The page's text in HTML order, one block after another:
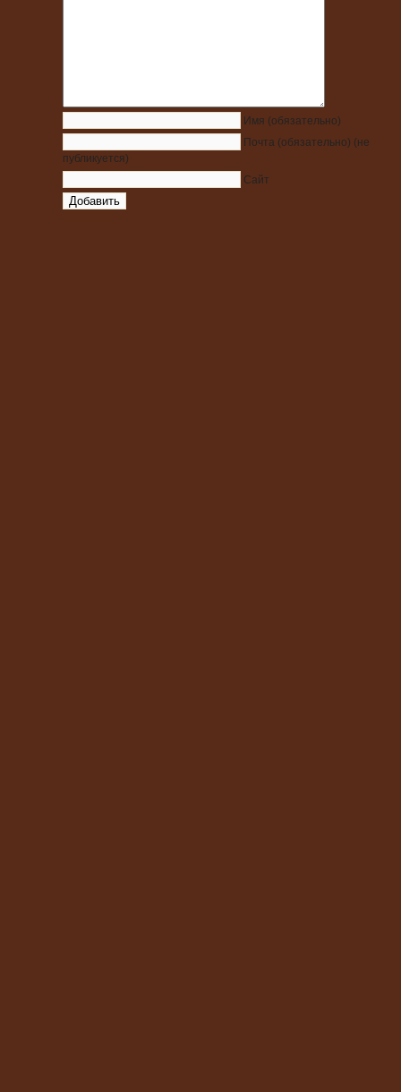
Имя (обязательно)
Почта (обязательно) (не
публикуется)
Сайт